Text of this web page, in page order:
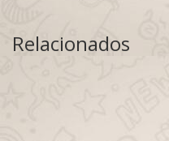
Relacionados